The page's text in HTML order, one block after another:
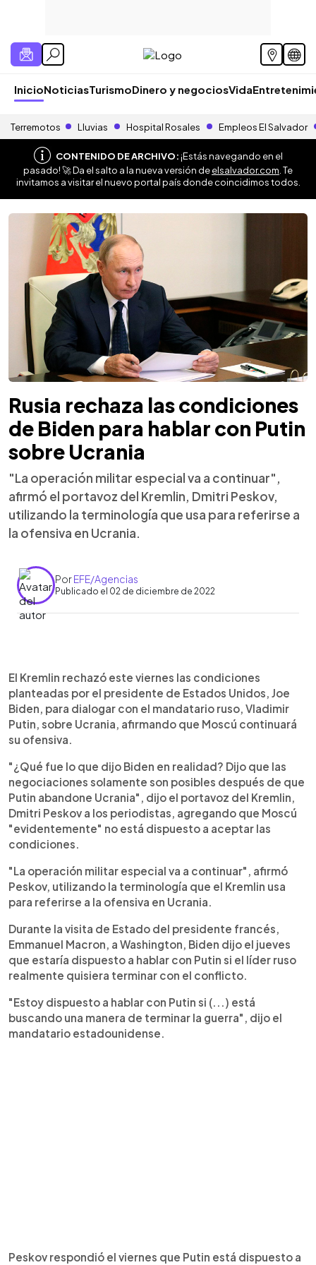
InicioNoticiasTurismoDinero y negociosVida
Terremotos Lluvias Hospital Rosales Empleos El Salvador
CONTENIDO DE ARCHIVO:¡Estás navegando en el
pasado! 🚀 Da el salto a la nueva versión deelsalvador.com . Te
invitamos a visitar el nuevo portal país donde coincidimos todos.
Rusia rechaza las condiciones
de Biden para hablar con Putin
sobre Ucrania
"La operación militar especial va a continuar",
afirmó el portavoz del Kremlin, Dmitri Peskov,
utilizando la terminología que usa para referirse a
la ofensiva en Ucrania.
PorEFE/Agencias
Publicado el 02 de diciembre de 2022
► Escuchar artículo
El Kremlin rechazó este viernes las condiciones
planteadas por el presidente de Estados Unidos, Joe
Biden, para dialogar con el mandatario ruso, Vladimir
Putin, sobre Ucrania, afirmando que Moscú continuará
su ofensiva.
"¿Qué fue lo que dijo Biden en realidad? Dijo que las
negociaciones solamente son posibles después de que
Putin abandone Ucrania", dijo el portavoz del Kremlin,
Dmitri Peskov a los periodistas, agregando que Moscú
"evidentemente" no está dispuesto a aceptar las
condiciones.
"La operación militar especial va a continuar", afirmó
Peskov, utilizando la terminología que el Kremlin usa
para referirse a la ofensiva en Ucrania.
Durante la visita de Estado del presidente francés,
Emmanuel Macron, a Washington, Biden dijo el jueves
que estaría dispuesto a hablar con Putin si el líder ruso
realmente quisiera terminar con el conflicto.
"Estoy dispuesto a hablar con Putin si (...) está
buscando una manera de terminar la guerra", dijo el
mandatario estadounidense.
Peskov respondió el viernes que Putin está dispuesto a